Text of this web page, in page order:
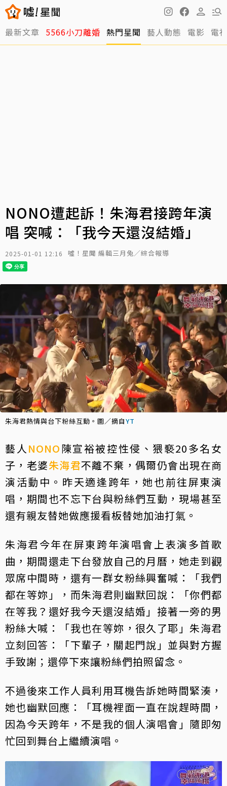
最新文章 5566小刀離婚 熱門星聞 藝人動態 電影 電
NONO遭起訴！朱海君接跨年演
唱 突喊：「我今天還沒結婚」
2025-01-01 12:16 噓！星聞 編輯三月兔／綜合報導
朱海君熱情與台下粉絲互動。圖／摘自YT
藝人NONO陳宣裕被控性侵、猥褻20多名女
子，老婆朱海君不離不棄，偶爾仍會出現在商
演活動中。昨天適逢跨年，她也前往屏東演
唱，期間也不忘下台與粉絲們互動，現場甚至
還有親友替她做應援看板替她加油打氣。
朱海君今年在屏東跨年演唱會上表演多首歌
曲，期間還走下台發放自己的月曆，她走到觀
眾席中間時，還有一群女粉絲興奮喊：「我們
都在等妳」，而朱海君則幽默回說：「你們都
在等我？還好我今天還沒結婚」接著一旁的男
粉絲大喊：「我也在等妳，很久了耶」朱海君
立刻回答：「下輩子，關起門說」並與對方握
手致謝；還停下來讓粉絲們拍照留念。
不過後來工作人員利用耳機告訴她時間緊湊，
她也幽默回應：「耳機裡面一直在說趕時間，
因為今天跨年，不是我的個人演唱會」隨即匆
忙回到舞台上繼續演唱。